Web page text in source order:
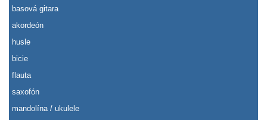
basová gitara
akordeón
husle
bicie
flauta
saxofón
mandolína / ukulele